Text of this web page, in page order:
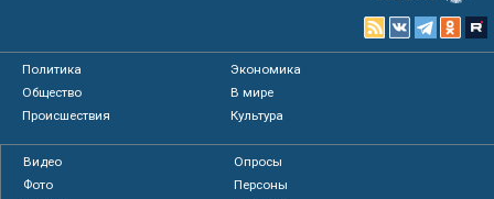
Политика
Экономика
Общество
В мире
Происшествия
Культура
Видео
Опросы
Фото
Персоны